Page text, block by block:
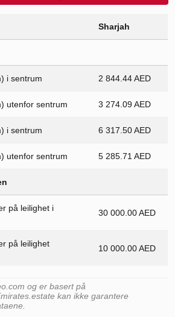
Sharjah
i sentrum 2 844.44 AED
utenfor sentrum 3 274.09 AED
i sentrum 6 317.50 AED
utenfor sentrum 5 285.71 AED
på leilighet i
30 000.00 AED
på leilighet
10 000.00 AED
og er basert på
kan ikke garantere